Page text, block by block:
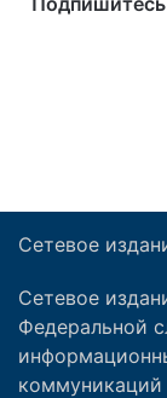
Сетевое
Сетевое
Федеральной